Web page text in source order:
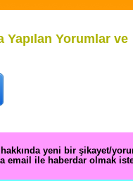
Yapılan Yorumlar ve
yeni bir şikayet/
email ile haberdar olmak